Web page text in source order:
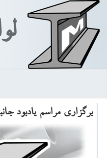
برگزاری مراسم یادبود